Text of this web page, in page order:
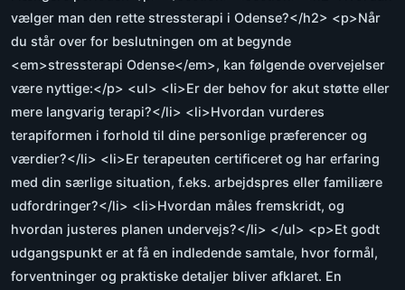
vælger man den rette stressterapi i Odense?</h2> <p>Når
du står over for beslutningen om at begynde
<em>stressterapi Odense</em>, kan følgende overvejelser
være nyttige:</p> <ul> <li>Er der behov for akut støtte eller
mere langvarig terapi?</li> <li>Hvordan vurderes
terapiformen i forhold til dine personlige præferencer og
værdier?</li> <li>Er terapeuten certificeret og har erfaring
med din særlige situation, f.eks. arbejdspres eller familiære
udfordringer?</li> <li>Hvordan måles fremskridt, og
hvordan justeres planen undervejs?</li> </ul> <p>Et godt
udgangspunkt er at få en indledende samtale, hvor formål,
forventninger og praktiske detaljer bliver afklaret. En